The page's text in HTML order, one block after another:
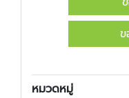
ข
หมวดหมู่